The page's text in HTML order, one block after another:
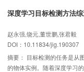
深度学习目标检测方法
赵永强,饶元,董世鹏,张君毅
DOI：10.11834/jig.190307
摘要： 目标检测的任务是从
的物体实例。随着深度学习